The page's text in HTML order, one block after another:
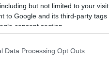
but not limited to your
to Google and its third-party
consent section.
Data Processing Opt Outs